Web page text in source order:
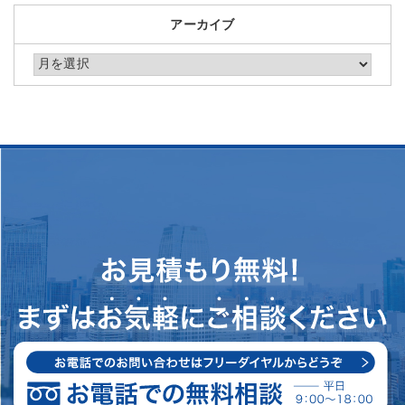
アーカイブ
アーカイブ